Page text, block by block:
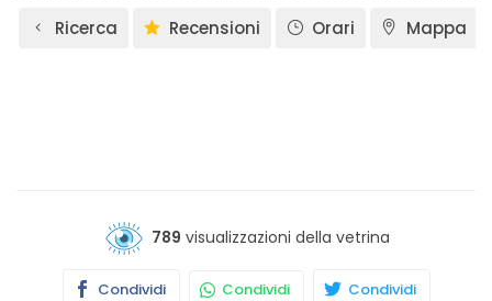
Ricerca Recensioni Orari Mappa
789 visualizzazioni della vetrina
Condividi Condividi Condividi